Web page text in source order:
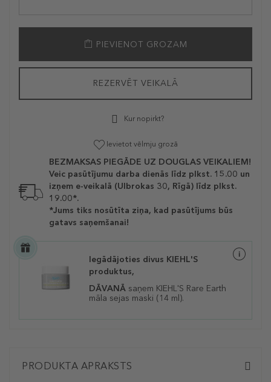
PIEVIENOT GROZAM
REZERVĒT VEIKALĀ
Kur nopirkt?
Ievietot vēlmju grozā
BEZMAKSAS PIEGĀDE UZ DOUGLAS VEIKALIEM!
Veic pasūtījumu darba dienās līdz plkst. 15.00 un
izņem e-veikalā (Ulbrokas 30, Rīgā) līdz plkst.
19.00*.
*Jums tiks nosūtīta ziņa, kad pasūtījums būs
gatavs saņemšanai!
Iegādājoties divus KIEHL'S
produktus,
DĀVANĀ saņem KIEHL'S Rare Earth
māla sejas maski (14 ml).
PRODUKTA APRAKSTS